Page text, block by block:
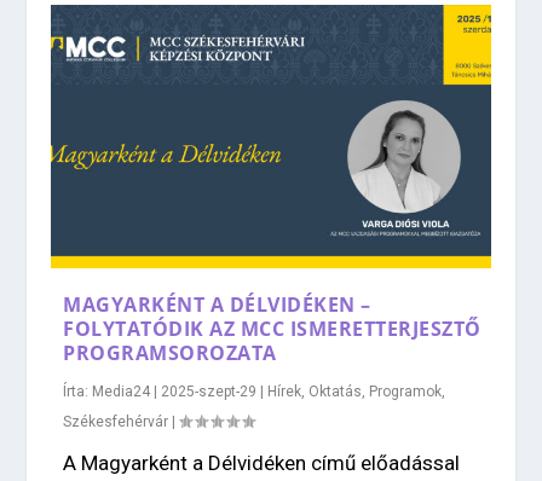
MAGYARKÉNT A DÉLVIDÉKEN –
FOLYTATÓDIK AZ MCC ISMERETTERJESZTŐ
PROGRAMSOROZATA
Írta: Media24 | 2025-szept-29 | Hírek Oktatás Programok
Székesfehérvár |
A Magyarként a Délvidéken című előadással